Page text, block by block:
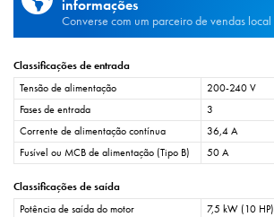
informações
Converse com um parceiro de vendas local
Classificações de entrada
Tensão de alimentação
200-240 V
Fases de entrada
3
Corrente de alimentação contínua
36,4 A
Fusível ou MCB de alimentação (Tipo B)
50 A
Classificações de saída
Potência de saída do motor
7,5 kW (10 HP)